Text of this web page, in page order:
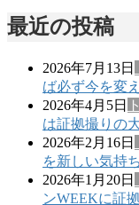
最近の投稿
2026年7月13日
ば必ず今を変
2026年4月5日
は証拠撮りの
2026年2月16日
を新しい気持
2026年1月20日
ンWEEKに証